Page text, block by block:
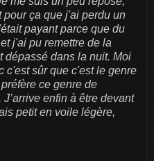
ça que j'ai perdu un
payant parce que du
j'ai pu remettre de la
dépassé dans la nuit. Moi
c'est sûr que c'est le genre
ce genre de
enfin à être devant
petit en voile légère,